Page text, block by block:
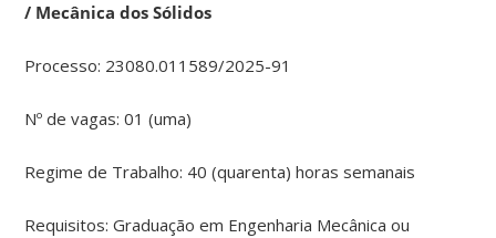
/ Mecânica dos Sólidos
Processo: 23080.011589/2025-91
Nº de vagas: 01 (uma)
Regime de Trabalho: 40 (quarenta) horas semanais
Requisitos: Graduação em Engenharia Mecânica ou